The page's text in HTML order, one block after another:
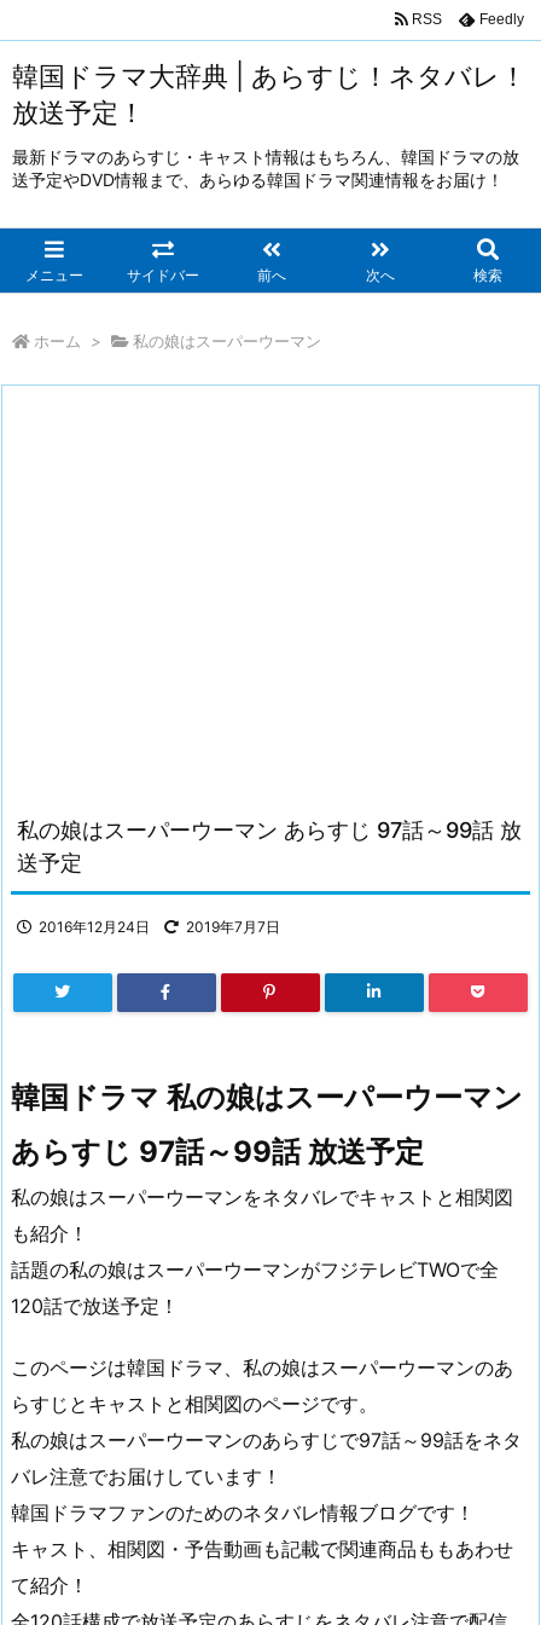
韓国ドラマ大辞典 | あらすじ！ネタバレ！
放送予定！
最新ドラマのあらすじ・キャスト情報はもちろん、韓国ドラマの放
送予定やDVD情報まで、あらゆる韓国ドラマ関連情報をお届け！
メニュー サイドバー 前へ 次へ 検索
RSS Feedly
ホーム > 私の娘はスーパーウーマン
私の娘はスーパーウーマン あらすじ 97話～99話 放
送予定
2016年12月24日 2019年7月7日
韓国ドラマ 私の娘はスーパーウーマン
あらすじ 97話～99話 放送予定
私の娘はスーパーウーマンをネタバレでキャストと相関図
も紹介！
話題の私の娘はスーパーウーマンがフジテレビTWOで全
120話で放送予定！
このページは韓国ドラマ、私の娘はスーパーウーマンのあ
らすじとキャストと相関図のページです。
私の娘はスーパーウーマンのあらすじで97話～99話をネタ
バレ注意でお届けしています！
韓国ドラマファンのためのネタバレ情報ブログです！
キャスト、相関図・予告動画も記載で関連商品ももあわせ
て紹介！